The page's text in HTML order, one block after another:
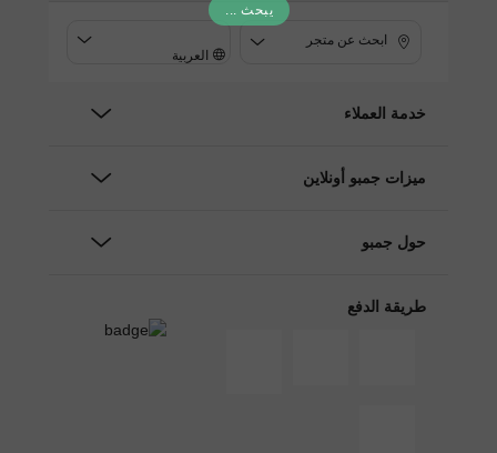
يبحث ...
ابحث عن متجر
العربية
خدمة العملاء
ميزات جمبو أونلاين
حول جمبو
طريقة الدفع